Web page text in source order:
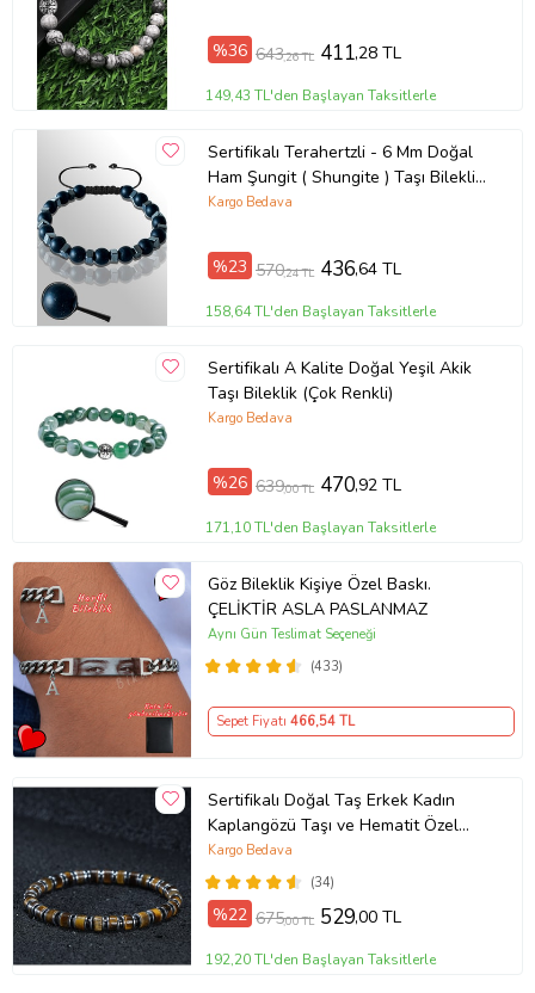
%36 643,26 TL 411,28 TL
149,43 TL'den Başlayan Taksitlerle
Sertifikalı Terahertzli - 6 Mm Doğal
Ham Şungit ( Shungite ) Taşı Bileklik
(Çok Renkli)
Kargo Bedava
%23 570,24 TL 436,64 TL
158,64 TL'den Başlayan Taksitlerle
Sertifikalı A Kalite Doğal Yeşil Akik
Taşı Bileklik (Çok Renkli)
Kargo Bedava
%26 639,00 TL 470,92 TL
171,10 TL'den Başlayan Taksitlerle
Göz Bileklik Kişiye Özel Baskı.
ÇELİKTİR ASLA PASLANMAZ
(433)
Aynı Gün Teslimat Seçeneği
Sepet Fiyatı 466,54 TL
Sertifikalı Doğal Taş Erkek Kadın
Kaplangözü Taşı ve Hematit Özel
Tasarım Hediye 6mm Bileklik
(34)
Kargo Bedava
%22 675,00 TL 529,00 TL
192,20 TL'den Başlayan Taksitlerle